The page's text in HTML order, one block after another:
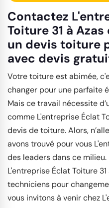
Contactez
Toiture 31 à
un devis toiture
avec devis
Votre toiture est abimée,
changer pour une parfaite
Mais ce travail nécessite
comme L'entreprise Éclat
devis de toiture. Alors,
avons trouvé pour vous
des leaders dans ce
L'entreprise Éclat Toiture
techniciens pour
vous invitons à venir chez